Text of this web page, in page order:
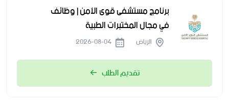
برنامج مستشفى قوى الأمن | وظائف
في مجال المختبرات الطبية
الرياض
تقديم الطلب